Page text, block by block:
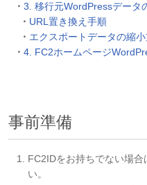
・ 3. 移行元WordPressデータ
・ URL置き換え手順
・ エクスポートデータの縮
・ 4. FC2ホームページ
事前準備
FC2IDをお持ちでない場合
い。